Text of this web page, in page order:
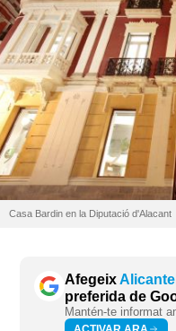
Casa Bardin en la Diputació d'Alacant
Afegeix
preferida de
Mantén-te informat